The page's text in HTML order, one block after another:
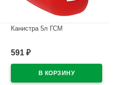
Канистра 5л ГСМ
591 ₽